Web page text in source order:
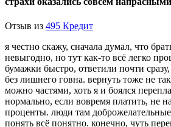
Отзыв из 495 Кредит
я честно скажу, сначала думал, что
невыгодно, но тут как-то всё легко
бумажки быстро, ответили почти
без лишнего говна. вернуть тоже не
можно частями, хоть я и боялся
нормально, если вовремя платить, не
проценты. люди там
понять всё понятно. конечно, чуть